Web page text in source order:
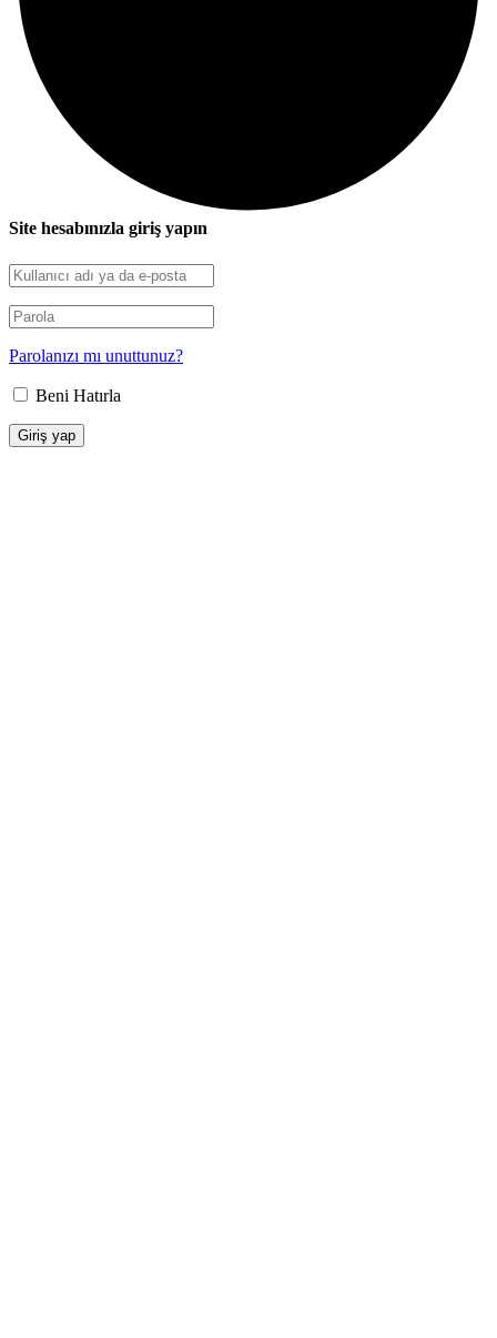
Site hesabınızla giriş yapın
Parolanızı mı unuttunuz?
Beni Hatırla